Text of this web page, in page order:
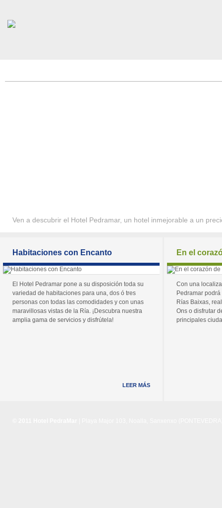
Ven a descubrir el Hotel Pedramar, un hotel inmejorable a un
Habitaciones con Encanto
El Hotel Pedramar pone a su disposición toda su
variedad de habitaciones para una, dos ó tres
personas con todas las comodidades y con unas
maravillosas vistas de la Ría. ¡Descubra nuestra
amplia gama de servicios y disfrútela!
LEER MÁS
En el
Con una
Pedramar
Rías Baixas,
Ons o disfrutar
principales